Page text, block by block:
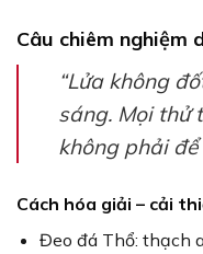
Câu chiêm nghiệm
“Lửa không
sáng. Mọi thử
không phải để
Cách hóa giải – cải
Đeo đá Thổ: thạch